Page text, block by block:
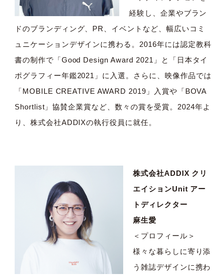
経験し、企業やブラン
ドのブランディング、PR、イベントなど、幅広いコミ
ュニケーションデザインに携わる。2016年には認定教科
書の制作で「Good Design Award 2021」と「日本タイ
ポグラフィー年鑑2021」に入選。さらに、映像作品では
「MOBILE CREATIVE AWARD 2019」入賞や「BOVA
Shortlist」協賛企業賞など、数々の賞を受賞。2024年よ
り、株式会社ADDIXの執行役員に就任。
株式会社ADDIX クリ
エイションUnit アー
トディレクター
麻生愛
＜プロフィール＞
様々な暮らしに寄り添
う雑誌デザインに携わ